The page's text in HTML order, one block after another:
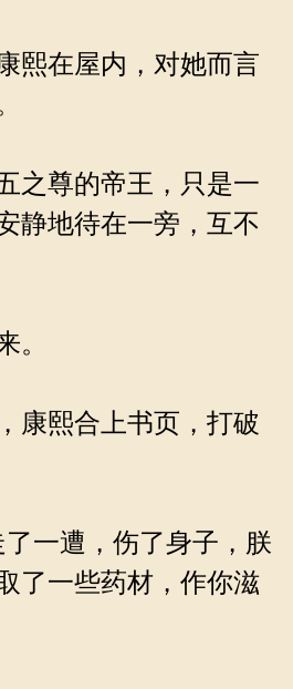
熙在屋内，对她而言
之尊的帝王，只是一
静地待在一旁，互不
。
康熙合上书页，打破
一遭，伤了身子，朕
了一些药材，作你滋